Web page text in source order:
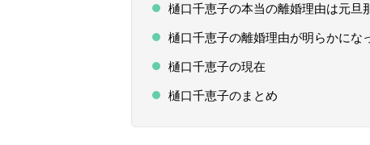
樋口千恵子の本当の離婚理由は元旦
樋口千恵子の離婚理由が明らかにな
樋口千恵子の現在
樋口千恵子のまとめ